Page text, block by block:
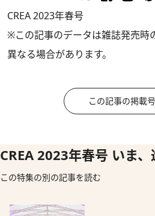
CREA 2023年春号
※この記事のデータは雑誌発売時
異なる場合があります。
この記事の掲載
CREA 2023年春号 いま、
この特集の別の記事を読む